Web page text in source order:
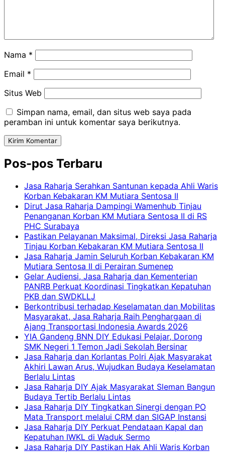
Nama *
Email *
Situs Web
Simpan nama, email, dan situs web saya pada
peramban ini untuk komentar saya berikutnya.
Pos-pos Terbaru
Jasa Raharja Serahkan Santunan kepada Ahli Waris
Korban Kebakaran KM Mutiara Sentosa II
Dirut Jasa Raharja Dampingi Wamenhub Tinjau
Penanganan Korban KM Mutiara Sentosa II di RS
PHC Surabaya
Pastikan Pelayanan Maksimal, Direksi Jasa Raharja
Tinjau Korban Kebakaran KM Mutiara Sentosa II
Jasa Raharja Jamin Seluruh Korban Kebakaran KM
Mutiara Sentosa II di Perairan Sumenep
Gelar Audiensi, Jasa Raharja dan Kementerian
PANRB Perkuat Koordinasi Tingkatkan Kepatuhan
PKB dan SWDKLLJ
Berkontribusi terhadap Keselamatan dan Mobilitas
Masyarakat, Jasa Raharja Raih Penghargaan di
Ajang Transportasi Indonesia Awards 2026
YIA Gandeng BNN DIY Edukasi Pelajar, Dorong
SMK Negeri 1 Temon Jadi Sekolah Bersinar
Jasa Raharja dan Korlantas Polri Ajak Masyarakat
Akhiri Lawan Arus, Wujudkan Budaya Keselamatan
Berlalu Lintas
Jasa Raharja DIY Ajak Masyarakat Sleman Bangun
Budaya Tertib Berlalu Lintas
Jasa Raharja DIY Tingkatkan Sinergi dengan PO
Mata Transport melalui CRM dan SIGAP Instansi
Jasa Raharja DIY Perkuat Pendataan Kapal dan
Kepatuhan IWKL di Waduk Sermo
Jasa Raharja DIY Pastikan Hak Ahli Waris Korban